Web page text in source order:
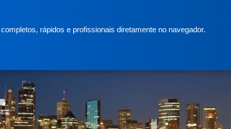
rápidos e profissionais diretamente no navegador.